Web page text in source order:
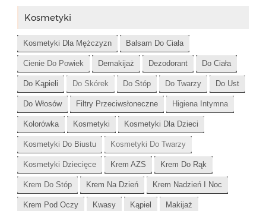
Kosmetyki
Kosmetyki Dla Mężczyzn Balsam Do Ciała
Cienie Do Powiek Demakijaż Dezodorant Do Ciała
Do Kąpieli Do Skórek Do Stóp Do Twarzy Do Ust
Do Włosów Filtry Przeciwsłoneczne Higiena Intymna
Kolorówka Kosmetyki Kosmetyki Dla Dzieci
Kosmetyki Do Biustu Kosmetyki Do Twarzy
Kosmetyki Dziecięce Krem AZS Krem Do Rąk
Krem Do Stóp Krem Na Dzień Krem Nadzień I Noc
Krem Pod Oczy Kwasy Kąpiel Makijaż